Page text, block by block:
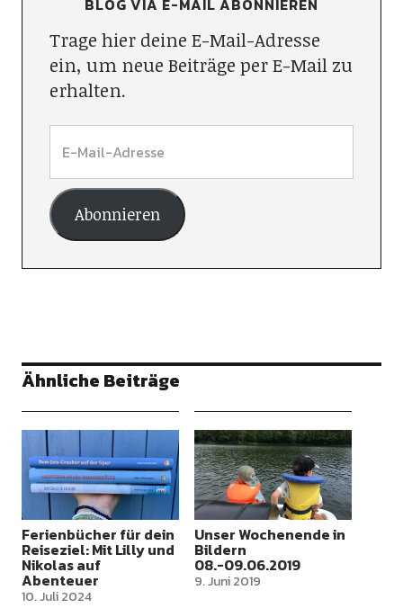
BLOG VIA E-MAIL ABONNIEREN
Trage hier deine E-Mail-Adresse
ein, um neue Beiträge per E-Mail zu
erhalten.
Abonnieren
Ähnliche Beiträge
Ferienbücher für dein
Reiseziel: Mit Lilly und
Nikolas auf
Abenteuer
10. Juli 2024
Unser Wochenende in
Bildern
08.-09.06.2019
9. Juni 2019